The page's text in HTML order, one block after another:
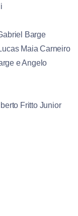
Barge
Maia Carneiro
e Angelo
Fritto Junior